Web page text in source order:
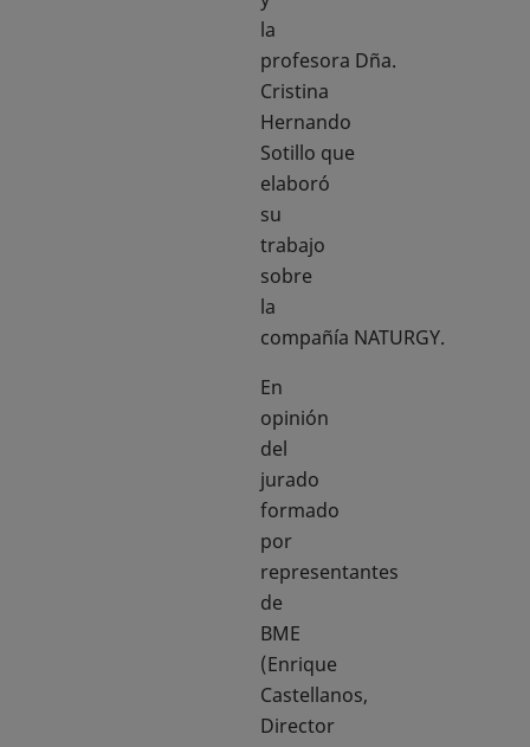
la
profesora Dña.
Cristina
Hernando
Sotillo que
elaboró
su
trabajo
sobre
la
compañía NATURGY.
En
opinión
del
jurado
formado
por
representantes
de
BME
(Enrique
Castellanos,
Director